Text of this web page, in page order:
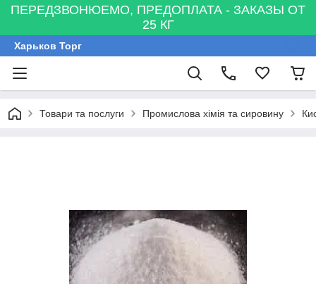
ПЕРЕДЗВОНЮЕМО, ПРЕДОПЛАТА - ЗАКАЗЫ ОТ
25 КГ
Харьков Торг
Товари та послуги Промислова хімія та сировину